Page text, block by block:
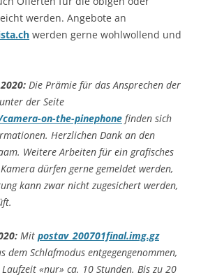
werden. Angebote an
werden gerne wohlwollend und
Die Prämie für das Ansprechen der
der Seite
on-the-pinephone finden sich
Herzlichen Dank an den
Weitere Arbeiten für ein grafisches
dürfen gerne gemeldet werden,
kann zwar nicht zugesichert werden,
Mit postav_200701final.img.gz
dem Schlafmodus entgegengenommen,
«nur» ca. 10 Stunden. Bis zu 20